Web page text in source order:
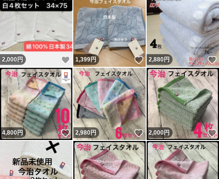
2,000 円 いいね！
1,399円 いいね！
2,880円
4,800円 いいね！
2,980円 いいね！
2,000円